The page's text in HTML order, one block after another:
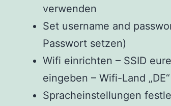
verwenden
Set username and
Passwort setzen)
Wifi einrichten – SSID
eingeben – Wifi-Land „DE“
Spracheinstellungen